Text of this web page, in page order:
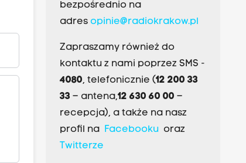
bezpośrednio na
adres opinie@radiokrakow.pl
Zapraszamy również do
kontaktu z nami poprzez SMS -
4080, telefonicznie (12 200 33
33– antena,12 630 60 00 –
recepcja), a także na nasz
profil na Facebookuoraz
Twitterze